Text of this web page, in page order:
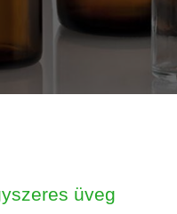
üveg